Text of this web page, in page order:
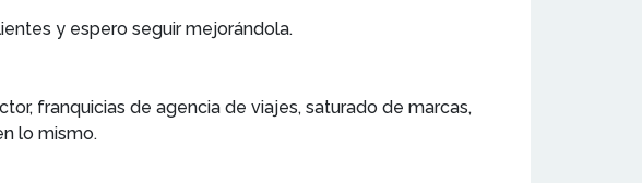
y espero seguir mejorándola.
franquicias de agencia de viajes, saturado de marcas,
lo mismo.